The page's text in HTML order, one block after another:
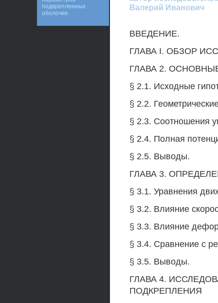
Валерий Иванович
ВВЕДЕНИЕ.
ГЛАВА I. ОБЗОР
ГЛАВА 2.
§ 2.1. Исходные
§ 2.2.
§ 2.3. Соотношения
§ 2.4. Полная
§ 2.5. Выводы.
ГЛАВА 3.
§ 3.1. Уравнения
§ 3.2. Влияние
§ 3.3. Влияние
§ 3.4. Сравнение с
§ 3.5. Выводы.
ГЛАВА 4.
ПОДКРЕПЛЕНИЯ
подкрепленных
оболочек